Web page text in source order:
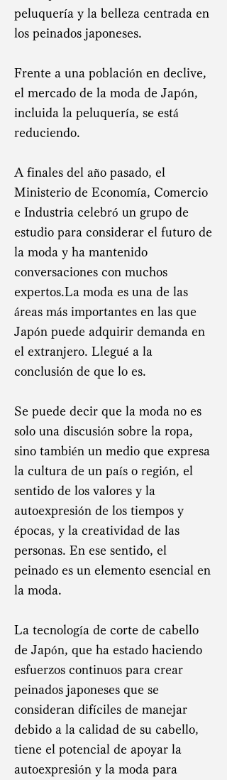
peluquería y la belleza centrada en
los peinados japoneses.
Frente a una población en declive,
el mercado de la moda de Japón,
incluida la peluquería, se está
reduciendo.
A finales del año pasado, el
Ministerio de Economía, Comercio
e Industria celebró un grupo de
estudio para considerar el futuro de
la moda y ha mantenido
conversaciones con muchos
expertos.La moda es una de las
áreas más importantes en las que
Japón puede adquirir demanda en
el extranjero. Llegué a la
conclusión de que lo es.
Se puede decir que la moda no es
solo una discusión sobre la ropa,
sino también un medio que expresa
la cultura de un país o región, el
sentido de los valores y la
autoexpresión de los tiempos y
épocas, y la creatividad de las
personas. En ese sentido, el
peinado es un elemento esencial en
la moda.
La tecnología de corte de cabello
de Japón, que ha estado haciendo
esfuerzos continuos para crear
peinados japoneses que se
consideran difíciles de manejar
debido a la calidad de su cabello,
tiene el potencial de apoyar la
autoexpresión y la moda para